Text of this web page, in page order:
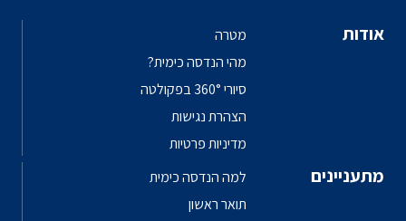
אודות
מטרה
מהי הנדסה כימית?
סיורי 360° בפקולטה
הצהרת נגישות
מדיניות פרטיות
מתעניינים
למה הנדסה כימית
תואר ראשון